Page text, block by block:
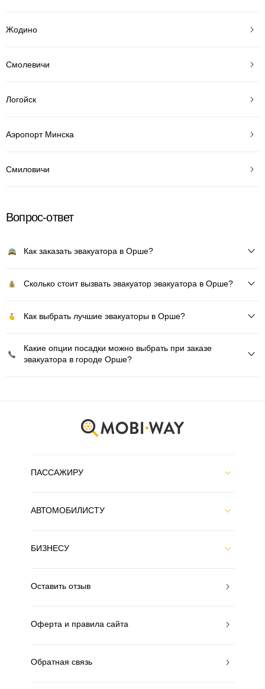
Жодино
Смолевичи
Логойск
Аэропорт Минска
Смиловичи
Вопрос-ответ
Как заказать эвакуатора в Орше?
Сколько стоит вызвать эвакуатор эвакуатора в Орше?
Как выбрать лучшие эвакуаторы в Орше?
Какие опции посадки можно выбрать при заказе
эвакуатора в городе Орше?
ПАССАЖИРУ
АВТОМОБИЛИСТУ
БИЗНЕСУ
Оставить отзыв
Оферта и правила сайта
Обратная связь